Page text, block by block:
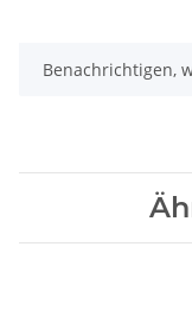
Benachrichtigen,